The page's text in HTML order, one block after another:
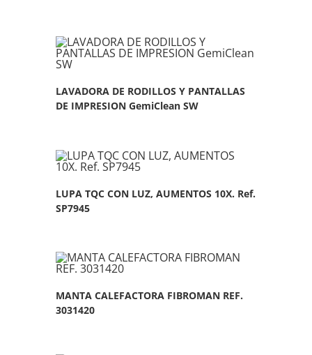
LAVADORA DE RODILLOS Y PANTALLAS
DE IMPRESION GemiClean SW
LUPA TQC CON LUZ, AUMENTOS 10X. Ref.
SP7945
MANTA CALEFACTORA FIBROMAN REF.
3031420